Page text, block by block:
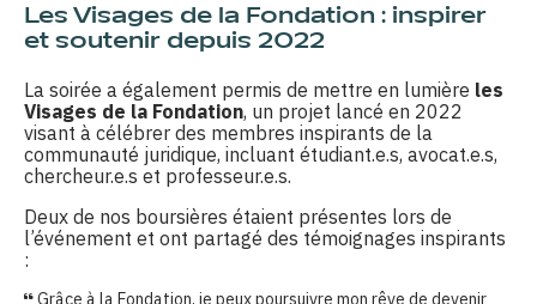
Les Visages de la Fondation : inspirer
et soutenir depuis 2022
La soirée a également permis de mettre en lumière les
Visages de la Fondation, un projet lancé en 2022
visant à célébrer des membres inspirants de la
communauté juridique, incluant étudiant.e.s, avocat.e.s,
chercheur.e.s et professeur.e.s.
Deux de nos boursières étaient présentes lors de
l’événement et ont partagé des témoignages inspirants
:
Grâce à la Fondation, je peux poursuivre mon rêve de devenir